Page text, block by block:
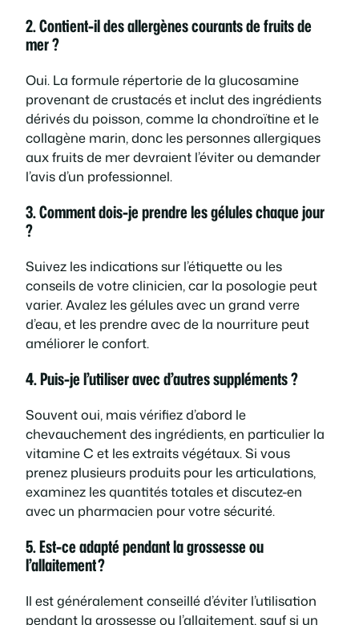
2. Contient-il des allergènes courants de fruits de
mer ?
Oui. La formule répertorie de la glucosamine
provenant de crustacés et inclut des ingrédients
dérivés du poisson, comme la chondroïtine et le
collagène marin, donc les personnes allergiques
aux fruits de mer devraient l’éviter ou demander
l’avis d’un professionnel.
3. Comment dois-je prendre les gélules chaque jour
?
Suivez les indications sur l’étiquette ou les
conseils de votre clinicien, car la posologie peut
varier. Avalez les gélules avec un grand verre
d’eau, et les prendre avec de la nourriture peut
améliorer le confort.
4. Puis-je l’utiliser avec d’autres suppléments ?
Souvent oui, mais vérifiez d’abord le
chevauchement des ingrédients, en particulier la
vitamine C et les extraits végétaux. Si vous
prenez plusieurs produits pour les articulations,
examinez les quantités totales et discutez-en
avec un pharmacien pour votre sécurité.
5. Est-ce adapté pendant la grossesse ou
l’allaitement ?
Il est généralement conseillé d’éviter l’utilisation
pendant la grossesse ou l’allaitement, sauf si un